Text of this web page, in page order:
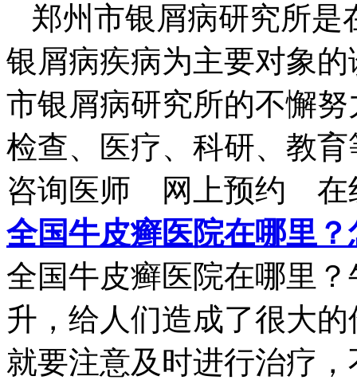
郑州市银屑病研究所是
银屑病疾病为主要对象
市银屑病研究所的不懈
检查、医疗、科研、教育
咨询医师
网上预约
在
全国牛皮癣医院在哪里
全国牛皮癣医院在哪里
升，给人们造成了很大
就要注意及时进行治疗